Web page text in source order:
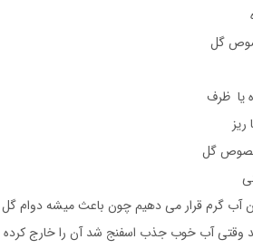
وقتی آب خوب جذب اسفنج شد آن را خارج کرده